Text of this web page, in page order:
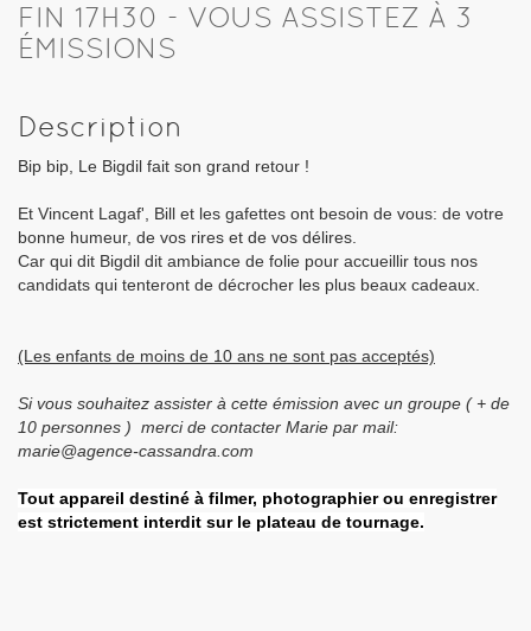
FIN 17H30 - VOUS ASSISTEZ À 3
ÉMISSIONS
Description
Bip bip, Le Bigdil fait son grand retour !
Et Vincent Lagaf', Bill et les gafettes ont besoin de vous: de votre
bonne humeur, de vos rires et de vos délires.
Car qui dit Bigdil dit ambiance de folie pour accueillir tous nos
candidats qui tenteront de décrocher les plus beaux cadeaux.
(Les enfants de moins de 10 ans ne sont pas acceptés)
Si vous souhaitez assister à cette émission avec un groupe ( + de
10 personnes ) merci de contacter Marie par mail:
marie@agence-cassandra.com
Tout appareil destiné à filmer, photographier ou enregistrer
est strictement interdit sur le plateau de tournage.